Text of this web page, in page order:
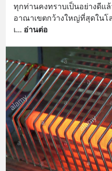
ทุกท่านคงทราบเป็นอย่างดีแล้
อาณาเขตกว้างใหญ่ที่สุดใน
เ... อ่านต่อ